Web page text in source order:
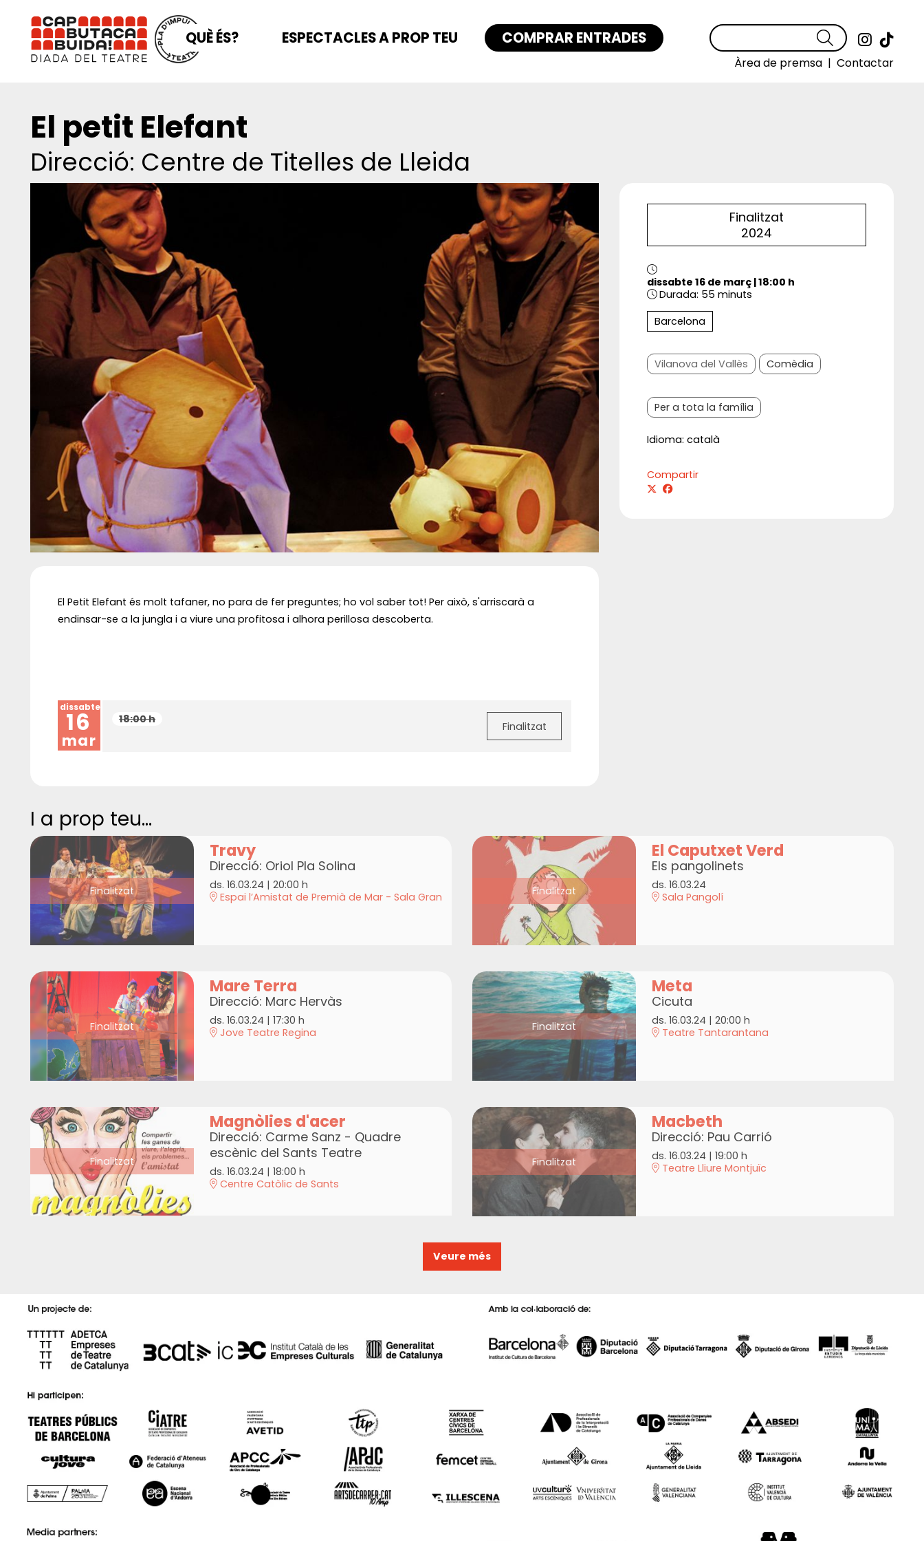
Link a
Cercar
Àrea de premsa | Contactar
QUÈ ÉS? ESPECTACLES A PROP TEU COMPRAR ENTRADES
El petit Elefant
Direcció: Centre de Titelles de Lleida
Finalitzat
2024
dissabte 16 de març |18:00 h
Durada: 55 minuts
Barcelona
Vilanova del Vallès Comèdia
Per a tota la família
Idioma: català
Compartir
El Petit Elefant és molt tafaner, no para de fer preguntes; ho vol saber tot! Per això, s'arriscarà a
endinsar-se a la jungla i a viure una profitosa i alhora perillosa descoberta.
dissabte
16
mar
18:00 h
Finalitzat
I a prop teu...
Finalitzat
Travy
Direcció: Oriol Pla Solina
ds. 16.03.24 | 20:00 h
Espai l’Amistat de Premià de Mar - Sala Gran
Finalitzat
El Caputxet Verd
Els pangolinets
ds. 16.03.24
Sala Pangolí
Finalitzat
Mare Terra
Direcció: Marc Hervàs
ds. 16.03.24 | 17:30 h
Jove Teatre Regina
Finalitzat
Meta
Cicuta
ds. 16.03.24 | 20:00 h
Teatre Tantarantana
Finalitzat
Magnòlies d'acer
Direcció: Carme Sanz - Quadre
escènic del Sants Teatre
ds. 16.03.24 | 18:00 h
Centre Catòlic de Sants
Finalitzat
Macbeth
Direcció: Pau Carrió
ds. 16.03.24 | 19:00 h
Teatre Lliure Montjuïc
Veure més